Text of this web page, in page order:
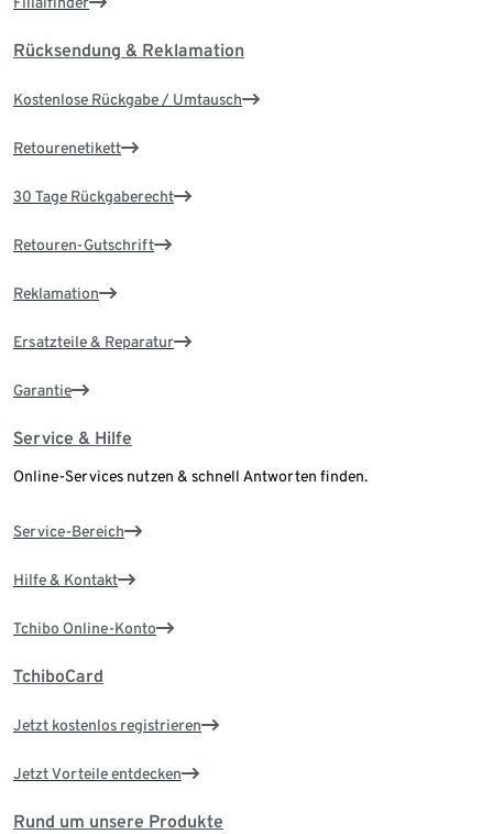
Rücksendung & Reklamation
Kostenlose Rückgabe / Umtausch
Retourenetikett
30 Tage Rückgaberecht
Retouren-Gutschrift
Reklamation
Ersatzteile & Reparatur
Garantie
Service & Hilfe
Online-Services nutzen & schnell Antworten finden.
Service-Bereich
Hilfe & Kontakt
Tchibo Online-Konto
TchiboCard
Jetzt kostenlos registrieren
Jetzt Vorteile entdecken
Rund um unsere Produkte